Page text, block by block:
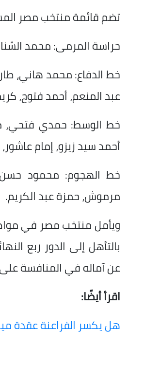
تضم قائمة منتخب مصر
حراسة المرمى: محمد
خط الدفاع: محمد هاني،
عبد المنعم، أحمد فتوح،
خط الوسط: حمدي فتحي،
أحمد سيد زيزو، إمام
خط الهجوم: محمود حسن
مرموش، حمزة عبد الكريم.
بالتأهل إلى الدور ربع
عن آماله في المنافسة
اقرأ أيضًا:
هل يكسر الفراعنة عقدة